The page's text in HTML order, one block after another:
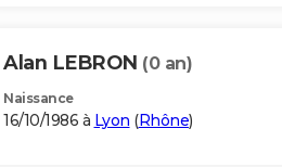
Alan LEBRON (0 an)
Naissance
16/10/1986 à Lyon (Rhône)